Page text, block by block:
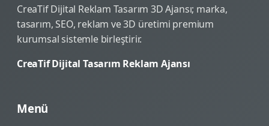
CreaTif Dijital Reklam Tasarım 3D Ajansı; marka,
tasarım, SEO, reklam ve 3D üretimi premium
kurumsal sistemle birleştirir.
CreaTif Dijital Tasarım Reklam Ajansı
Menü